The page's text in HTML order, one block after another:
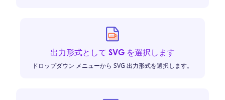
出力形式として SVG を選択します
ドロップダウン メニューから SVG 出力形式を選択します。